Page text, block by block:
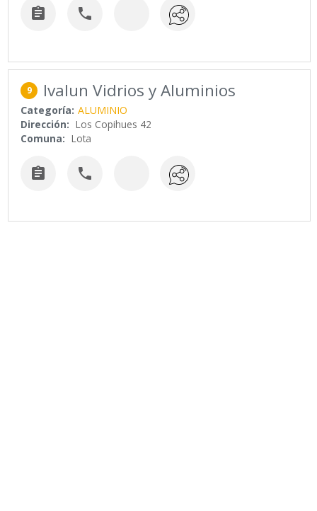
 
9 Ivalun Vidrios y Aluminios
Categoría: ALUMINIO
Dirección: Los Copihues 42
Comuna: Lota
 